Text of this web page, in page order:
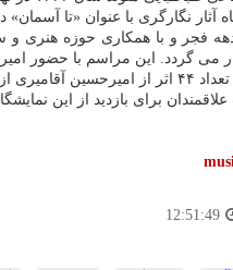
آثار نگارگری با عنوان «تا
عموم مردم قرار می گیرد.
بازدید از این نمایشگاه می توانند در زمان یاد شده هر
12:51:49